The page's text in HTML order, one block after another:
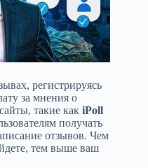
регистрируясь
за мнения о
такие как iPoll
получать
отзывов. Чем
тем выше ваш